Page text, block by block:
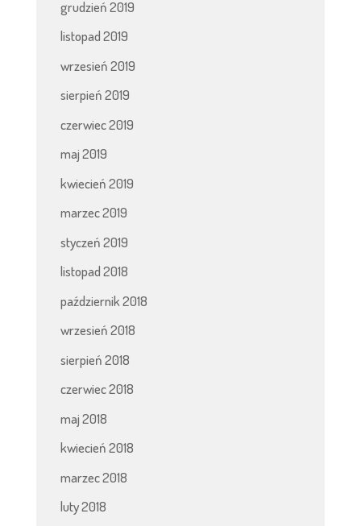
grudzień 2019
listopad 2019
wrzesień 2019
sierpień 2019
czerwiec 2019
maj 2019
kwiecień 2019
marzec 2019
styczeń 2019
listopad 2018
październik 2018
wrzesień 2018
sierpień 2018
czerwiec 2018
maj 2018
kwiecień 2018
marzec 2018
luty 2018